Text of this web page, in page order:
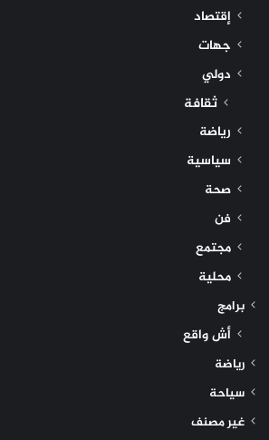
إقتصاد
جهات
دولي
ثقافة
رياضة
سياسية
صحة
فن
مجتمع
محلية
برامج
أش واقع
رياضة
سياحة
غير مصنف